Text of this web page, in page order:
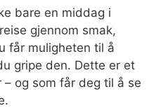
bare en middag i
gjennom smak,
får muligheten til å
gripe den. Dette er et
og som får deg til å se